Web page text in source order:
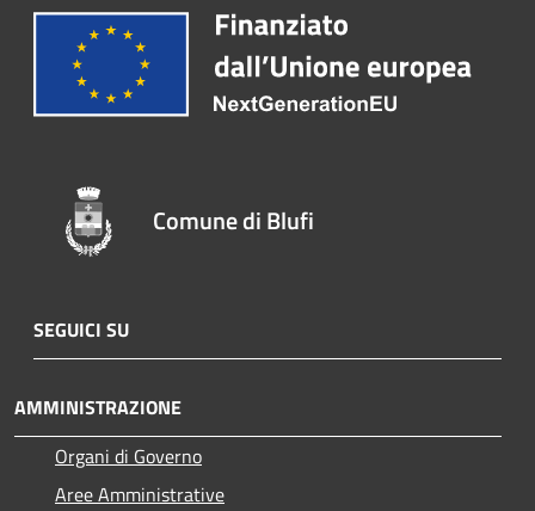
Comune di Blufi
SEGUICI SU
AMMINISTRAZIONE
Organi di Governo
Aree Amministrative